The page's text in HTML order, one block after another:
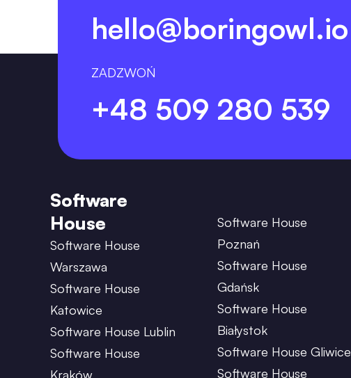
hello@boringowl.io
ZADZWOŃ
+48 509 280 539
Software
House
Software House
Warszawa
Software House
Katowice
Software House Lublin
Software House
Kraków
Software House
Poznań
Software House
Gdańsk
Software House
Białystok
Software House Gliwice
Software House